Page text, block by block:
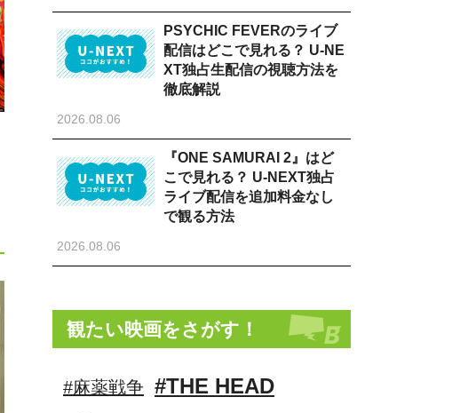
PSYCHIC FEVERのライブ
配信はどこで見れる？ U-NE
XT独占生配信の視聴方法を
徹底解説
2026.08.06
『ONE SAMURAI 2』はど
こで見れる？ U-NEXT独占
ライブ配信を追加料金なし
で観る方法
2026.08.06
観たい映画をさがす！
#麻薬戦争 #THE HEAD